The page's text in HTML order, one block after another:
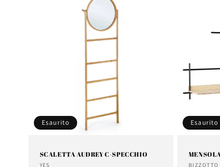
Esaurito
SCALETTA AUDREY C-SPECCHIO
YES
Esaurito
BIZZOTTO